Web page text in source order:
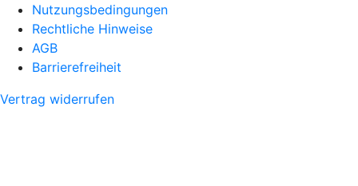
Nutzungsbedingungen
Rechtliche Hinweise
AGB
Barrierefreiheit
Vertrag widerrufen